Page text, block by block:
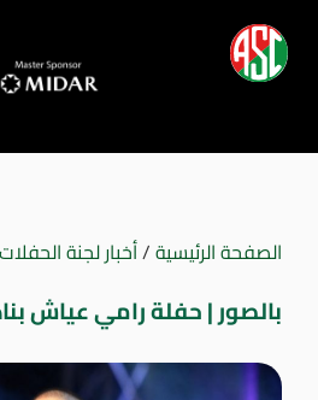
الصفحة الرئيسية/أخبار لجنة الحفلات
بالصور | حفلة رامي عياش